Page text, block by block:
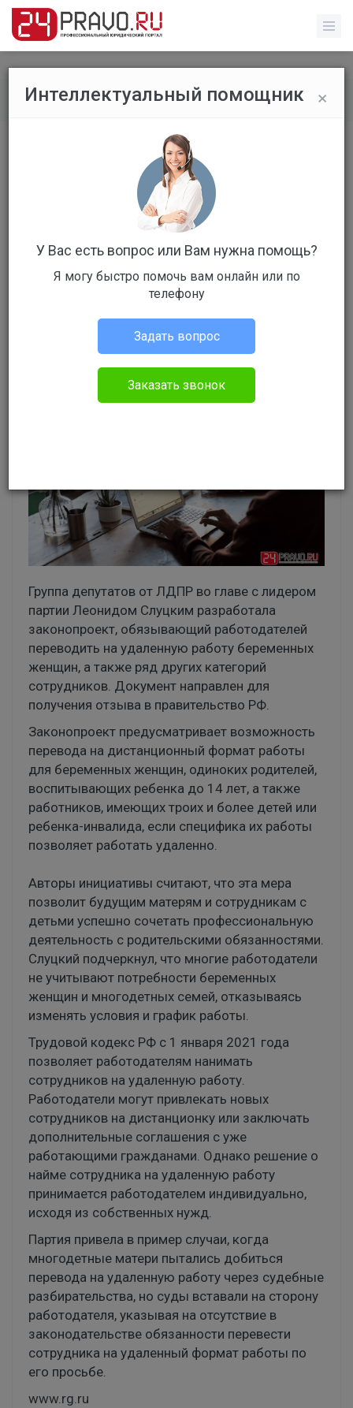
Все публикации / Без указания категории
Работодателей могут обязать
переводить на удаленку
беременных и многодетных
Администрация портала
Без указания категории
Группа депутатов от ЛДПР во главе с лидером
партии Леонидом Слуцким разработала
законопроект, обязывающий работодателей
переводить на удаленную работу беременных
женщин, а также ряд других категорий
сотрудников. Документ направлен для
получения отзыва в правительство РФ.
Законопроект предусматривает возможность
перевода на дистанционный формат работы
для беременных женщин, одиноких родителей,
воспитывающих ребенка до 14 лет, а также
работников, имеющих троих и более детей или
ребенка-инвалида, если специфика их работы
позволяет работать удаленно.
Авторы инициативы считают, что эта мера
позволит будущим матерям и сотрудникам с
детьми успешно сочетать профессиональную
деятельность с родительскими обязанностями.
Слуцкий подчеркнул, что многие работодатели
не учитывают потребности беременных
женщин и многодетных семей, отказываясь
изменять условия и график работы.
Трудовой кодекс РФ с 1 января 2021 года
позволяет работодателям нанимать
сотрудников на удаленную работу.
Работодатели могут привлекать новых
сотрудников на дистанционку или заключать
дополнительные соглашения с уже
работающими гражданами. Однако решение о
найме сотрудника на удаленную работу
принимается работодателем индивидуально,
исходя из собственных нужд.
Партия привела в пример случаи, когда
многодетные матери пытались добиться
перевода на удаленную работу через судебные
разбирательства, но суды вставали на сторону
работодателя, указывая на отсутствие в
законодательстве обязанности перевести
сотрудника на удаленный формат работы по
его просьбе.
www.rg.ru
×
Интеллектуальный помощник
У Вас есть вопрос или Вам нужна помощь?
Я могу быстро помочь вам онлайн или по
телефону
Задать вопрос
Заказать звонок